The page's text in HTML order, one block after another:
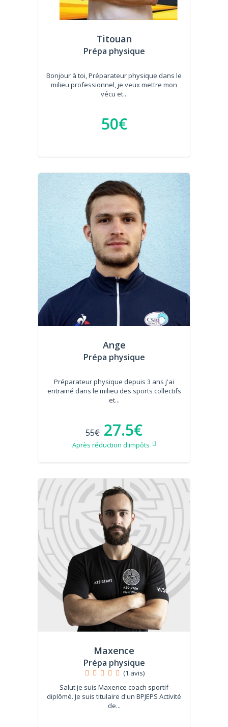
Titouan
Prépa physique
Bonjour à toi, Préparateur physique dans le
milieu professionnel, je veux mettre mon
vécu et...
50€
Ange
Prépa physique
Préparateur physique depuis 3 ans j'ai
entrainé dans le milieu des sports collectifs
et...
55€ 27.5€
Après réduction d'impôts
Maxence
Prépa physique
(1 avis)
Salut je suis Maxence coach sportif
diplômé. Je suis titulaire d'un BPJEPS Activité
de...